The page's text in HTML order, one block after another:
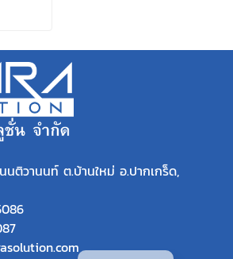
ติวานนท์ ต.บ้านใหม่ อ.ปากเกร็ด,